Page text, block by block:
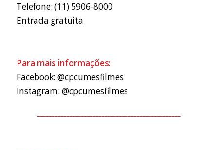
Telefone: (11) 5906-8000
Entrada gratuita
Para mais informações:
Facebook: @cpcumesfilmes
Instagram: @cpcumesfilmes